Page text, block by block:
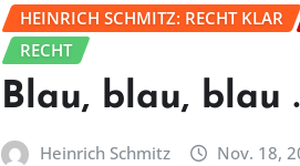
HEINRICH SCHMITZ: RECHT KLAR
RECHT
Blau, blau, blau
Heinrich Schmitz Nov. 18,